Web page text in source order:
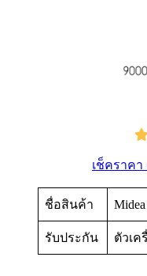
เช็คราคา
ชื่อสินค้า
รับประกัน ตัวเค